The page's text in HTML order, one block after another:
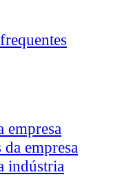
empresa
empresa
indústria